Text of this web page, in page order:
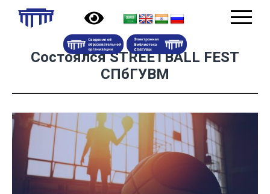
Состоялся STREETBALL FEST
СПбГУВМ